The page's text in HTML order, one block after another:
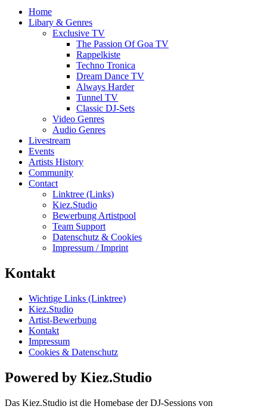
Home
Libary & Genres
Exclusive TV
The Passion Of Goa TV
Rappelkiste
Techno Tronica
Dream Dance TV
Always Harder
Tunnel TV
Classic DJ-Sets
Video Genres
Audio Genres
Livestream
Events
Artists History
Community
Contact
Linktree (Links)
Kiez.Studio
Bewerbung Artistpool
Team Support
Datenschutz & Cookies
Impressum / Imprint
Kontakt
Wichtige Links (Linktree)
Kiez.Studio
Artist-Bewerbung
Kontakt
Impressum
Cookies & Datenschutz
Powered by Kiez.Studio
Das Kiez.Studio ist die Homebase der DJ-Sessions von